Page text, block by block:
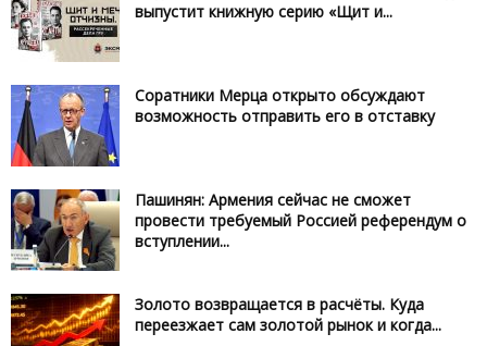
выпустит книжную серию «Щит и...
Соратники Мерца открыто обсуждают
возможность отправить его в отставку
Пашинян: Армения сейчас не сможет
провести требуемый Россией референдум о
вступлении...
Золото возвращается в расчёты. Куда
переезжает сам золотой рынок и когда...